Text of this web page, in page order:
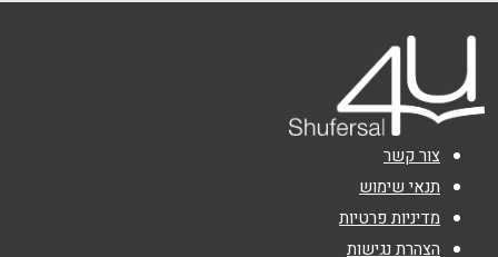
שם מלא
טלפון*
אימייל*
צור קשר
תנאי שימוש
מדיניות פרטיות
הצהרת נגישות